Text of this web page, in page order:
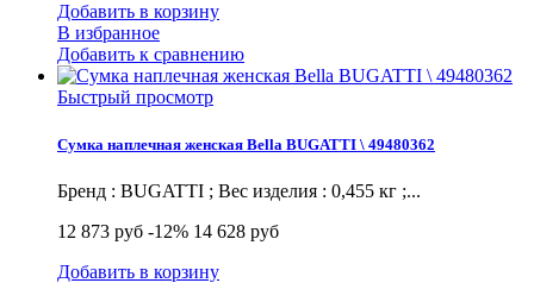
Добавить в корзину
В избранное
Добавить к сравнению
Быстрый просмотр
Сумка наплечная женская Bella BUGATTI \ 49480362
Бренд : BUGATTI ; Вес изделия : 0,455 кг ;...
12 873 руб -12% 14 628 руб
Добавить в корзину